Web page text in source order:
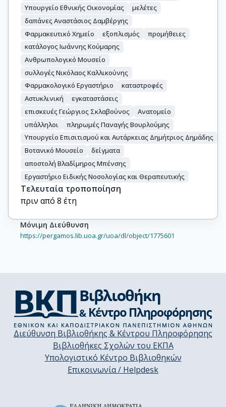
Υπουργείο Εθνικής Οικονομίας
μελέτες
δαπάνες Αναστάσιος Δαμβέργης
Φαρμακευτικό Χημείο
εξοπλισμός
προμήθειες
κατάλογος Ιωάννης Κούμαρης
Ανθρωπολογικό Μουσείο
συλλογές Νικόλαος Καλλικούνης
Φαρμακολογικό Εργαστήριο
καταστροφές
Αστυκλινική
εγκαταστάσεις
επισκευές Γεώργιος Σκλαβούνος
Ανατομείο
υπάλληλοι
πληρωμές Παναγής Βουρλούμης
Υπουργείο Επισιτισμού και Αυτάρκειας Δημήτριος Δημάδης
Βοτανικό Μουσείο
δείγματα
αποστολή Βλαδίμηρος Μπένσης
Εργαστήριο Ειδικής Νοσολογίας και Θεραπευτικής
Τελευταία τροποποίηση
πριν από 8 έτη
Μόνιμη Διεύθυνση
https://pergamos.lib.uoa.gr/uoa/dl/object/1775601
Διεύθυνση Βιβλιοθήκης & Κέντρου Πληροφόρησης
Βιβλιοθήκες Σχολών του ΕΚΠΑ
Υπολογιστικό Κέντρο Βιβλιοθηκών
Επικοινωνία / Helpdesk